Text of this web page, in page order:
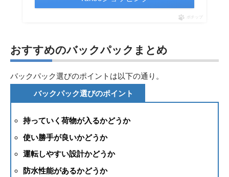
ポチップ
おすすめのバックパックまとめ
バックパック選びのポイントは以下の通り。
バックパック選びのポイント
持っていく荷物が入るかどうか
使い勝手が良いかどうか
運転しやすい設計かどうか
防水性能があるかどうか